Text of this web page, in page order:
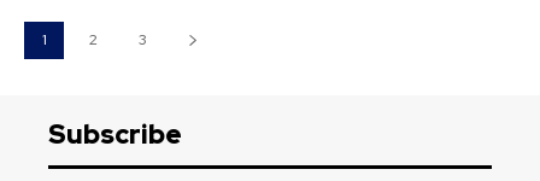
1 2 3
Subscribe